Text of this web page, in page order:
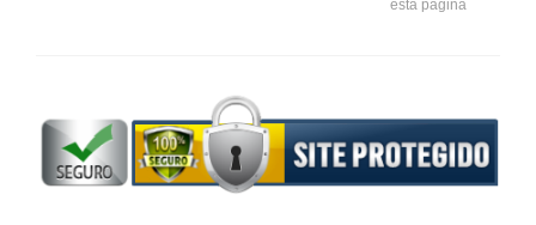
esta página